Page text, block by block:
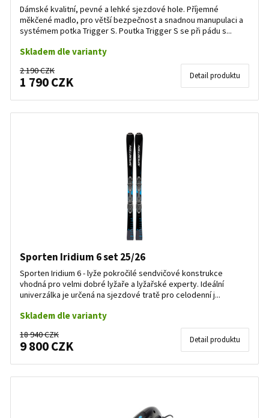
Dámské kvalitní, pevné a lehké sjezdové hole. Příjemné
měkčené madlo, pro větší bezpečnost a snadnou manupulaci a
systémem potka Trigger S. Poutka Trigger S se při pádu s...
Skladem dle varianty
2 190 CZK
1 790 CZK Detail produktu
Sporten Iridium 6 set 25/26
Sporten Iridium 6 - lyže pokročilé sendvičové konstrukce
vhodná pro velmi dobré lyžaře a lyžařské experty. Ideální
univerzálka je určená na sjezdové tratě pro celodenní j...
Skladem dle varianty
18 940 CZK
9 800 CZK Detail produktu